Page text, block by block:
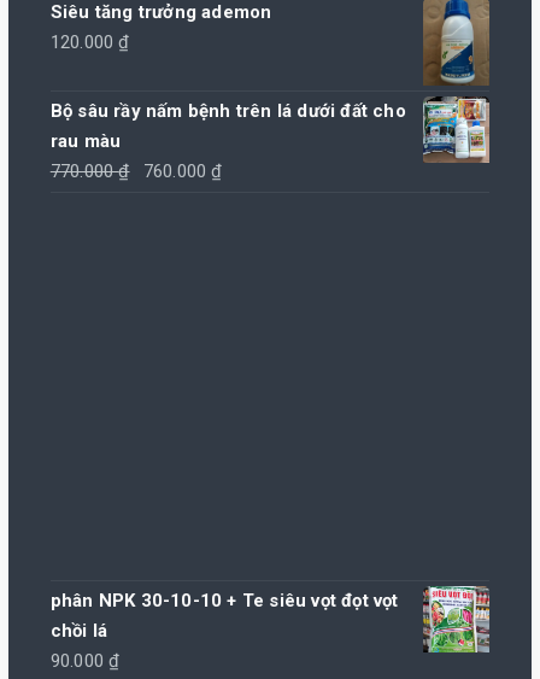
Siêu tăng trưởng ademon
120.000₫
Bộ sâu rầy nấm bệnh trên lá dưới đất cho
rau màu
770.000₫
Giá
760.000₫
phân NPK 30-10-10 + Te siêu vọt đọt vọt
chồi lá
90.000₫